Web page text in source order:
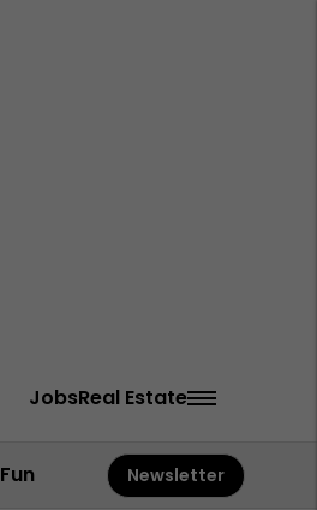
JobsReal Estate
Fun Newsletter